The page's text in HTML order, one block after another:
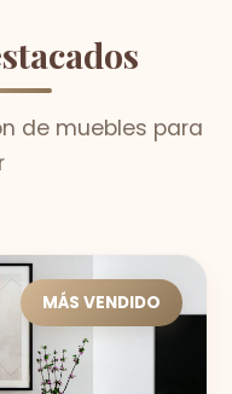
de muebles para
MÁS VENDIDO